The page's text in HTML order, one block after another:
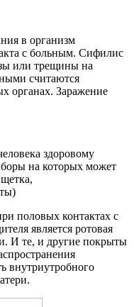
в организм
с больным. Сифилис
или трещины на
считаются
органах. Заражение
здоровому
на которых может
половых контактах с
является ротовая
И те, и другие покрыты
внутриутробного